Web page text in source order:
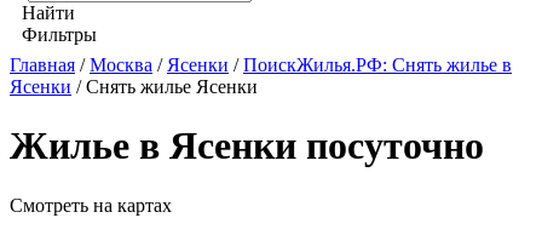
Найти
Фильтры
Главная /Москва / Ясенки /ПоискЖилья.РФ: Снять жилье в
Ясенки / Снять жилье Ясенки
Жилье в Ясенки посуточно
Смотреть на картах